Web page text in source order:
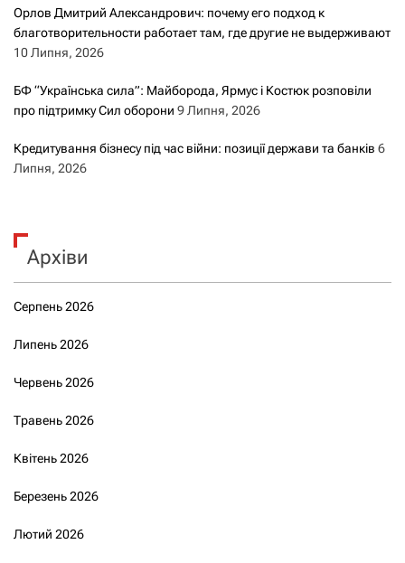
Орлов Дмитрий Александрович: почему его подход к
благотворительности работает там, где другие не выдерживают
10 Липня, 2026
БФ “Українська сила”: Майборода, Ярмус і Костюк розповіли
про підтримку Сил оборони 9 Липня, 2026
Кредитування бізнесу під час війни: позиції держави та банків 6
Липня, 2026
Архіви
Серпень 2026
Липень 2026
Червень 2026
Травень 2026
Квітень 2026
Березень 2026
Лютий 2026